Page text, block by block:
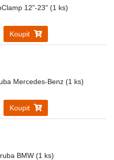
12"-23" (1 ks)
Koupit
Mercedes-Benz (1 ks)
Koupit
BMW (1 ks)